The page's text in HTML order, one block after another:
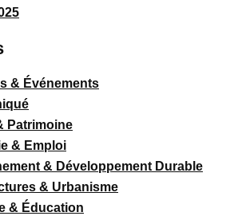
& Événements
Patrimoine
& Emploi
& Développement Durable
& Urbanisme
& Éducation